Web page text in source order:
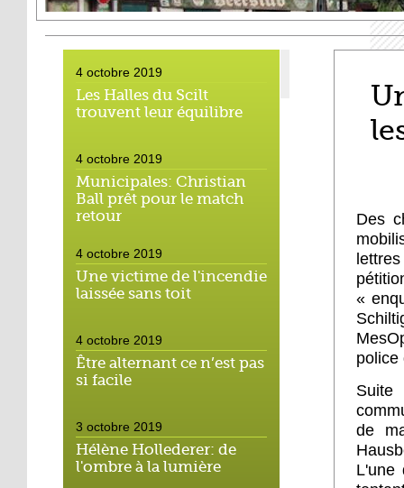
4 octobre 2019
Les Halles du Scilt
trouvent leur équilibre
4 octobre 2019
Municipales: Christian
Ball prêt pour le match
retour
4 octobre 2019
Une victime de l'incendie
laissée sans toit
4 octobre 2019
Être alternant ce n’est pas
si facile
3 octobre 2019
Hélène Hollederer: de
l'ombre à la lumière
Des
«
de
L'une